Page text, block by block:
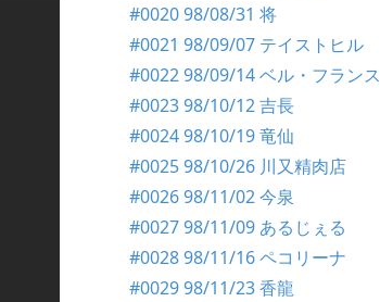
#0020 98/08/31 将
#0021 98/09/07 テイストヒル
#0022 98/09/14 ベル・フランス
#0023 98/10/12 吉長
#0024 98/10/19 竜仙
#0025 98/10/26 川又精肉店
#0026 98/11/02 今泉
#0027 98/11/09 あるじぇる
#0028 98/11/16 ペコリーナ
#0029 98/11/23 香龍